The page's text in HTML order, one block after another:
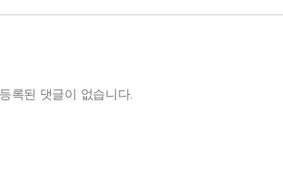
등록된 댓글이 없습니다.